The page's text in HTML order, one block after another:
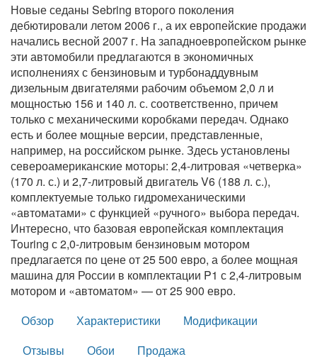
Новые седаны Sebring второго поколения
дебютировали летом 2006 г., а их европейские продажи
начались весной 2007 г. На западноевропейском рынке
эти автомобили предлагаются в экономичных
исполнениях с бензиновым и турбонаддувным
дизельным двигателями рабочим объемом 2,0 л и
мощностью 156 и 140 л. с. соответственно, причем
только с механическими коробками передач. Однако
есть и более мощные версии, представленные,
например, на российском рынке. Здесь установлены
североамериканские моторы: 2,4-литровая «четверка»
(170 л. с.) и 2,7-литровый двигатель V6 (188 л. с.),
комплектуемые только гидромеханическими
«автоматами» с функцией «ручного» выбора передач.
Интересно, что базовая европейская комплектация
Touring с 2,0-литровым бензиновым мотором
предлагается по цене от 25 500 евро, а более мощная
машина для России в комплектации P1 с 2,4-литровым
мотором и «автоматом» — от 25 900 евро.
Обзор
Характеристики
Модификации
Отзывы
Обои Продажа